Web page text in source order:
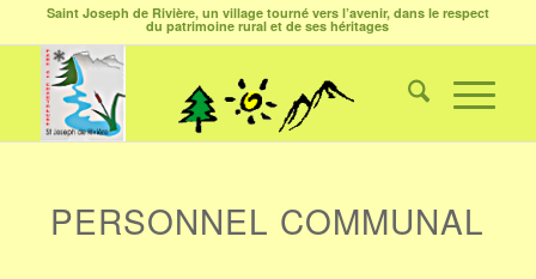
Saint Joseph de Rivière, un village tourné vers l’avenir, dans le respect
du patrimoine rural et de ses héritages
PERSONNEL COMMUNAL